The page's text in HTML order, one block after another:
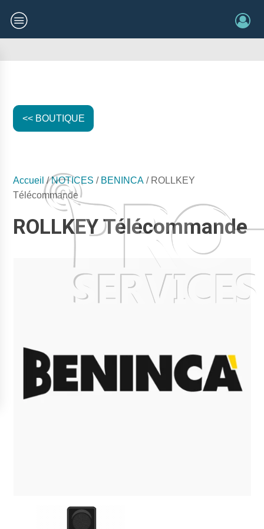
<< BOUTIQUE
Accueil /NOTICES / BENINCA / ROLLKEY
Télécommande
ROLLKEY Télécommande